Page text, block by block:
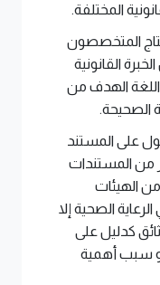
المختلفة.
المتخصصون
القانونية
الهدف من
الصحيحة.
على المستند
من المستندات
من الهيئات
الصحية إلا
كدليل على
هو سبب أهمية